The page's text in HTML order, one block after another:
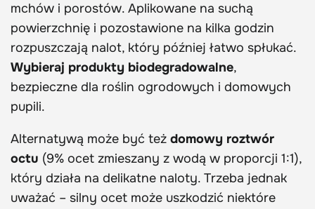
mchów i porostów. Aplikowane na suchą
powierzchnię i pozostawione na kilka godzin
rozpuszczają nalot, który później łatwo spłukać.
Wybieraj produkty biodegradowalne,
bezpieczne dla roślin ogrodowych i domowych
pupili.
Alternatywą może być też domowy roztwór
octu (9% ocet zmieszany z wodą w proporcji 1:1),
który działa na delikatne naloty. Trzeba jednak
uważać – silny ocet może uszkodzić niektóre